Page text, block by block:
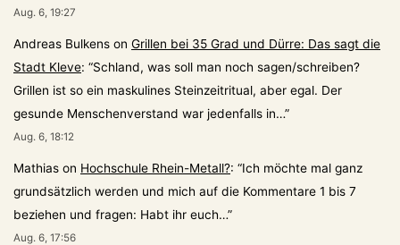
Aug. 6, 19:27
Andreas Bulkens on Grillen bei 35 Grad und Dürre: Das sagt die
Stadt Kleve: “Schland, was soll man noch sagen/schreiben?
Grillen ist so ein maskulines Steinzeitritual, aber egal. Der
gesunde Menschenverstand war jedenfalls in…”
Aug. 6, 18:12
Mathias on Hochschule Rhein-Metall?: “Ich möchte mal ganz
grundsätzlich werden und mich auf die Kommentare 1 bis 7
beziehen und fragen: Habt ihr euch…”
Aug. 6, 17:56